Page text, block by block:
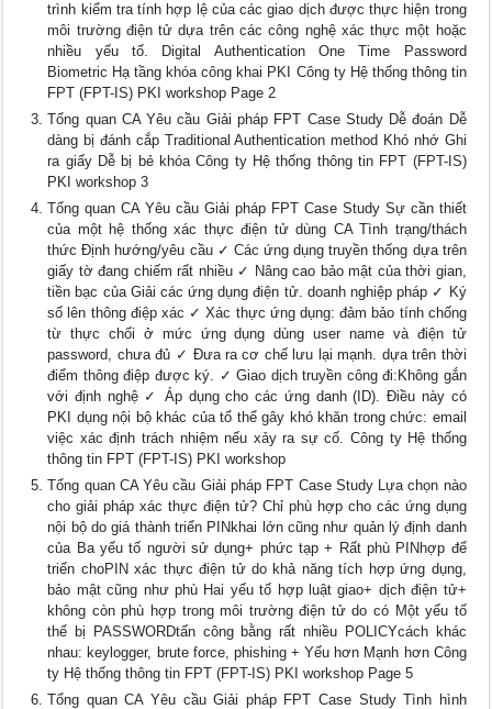
trình kiểm tra tính hợp lệ của các giao dịch được thực hiện trong
môi trường điện tử dựa trên các công nghệ xác thực một hoặc
nhiều yếu tố. Digital Authentication One Time Password
Biometric Hạ tầng khóa công khai PKI Công ty Hệ thống thông tin
FPT (FPT-IS) PKI workshop Page 2
Tổng quan CA Yêu cầu Giải pháp FPT Case Study Dễ đoán Dễ
dàng bị đánh cắp Traditional Authentication method Khó nhớ Ghi
ra giấy Dễ bị bẻ khóa Công ty Hệ thống thông tin FPT (FPT-IS)
PKI workshop 3
Tổng quan CA Yêu cầu Giải pháp FPT Case Study Sự cần thiết
của một hệ thống xác thực điện tử dùng CA Tình trạng/thách
thức Định hướng/yêu cầu ✓ Các ứng dụng truyền thống dựa trên
giấy tờ đang chiếm rất nhiều ✓ Nâng cao bảo mật của thời gian,
tiền bạc của Giải các ứng dụng điện tử. doanh nghiệp pháp ✓ Ký
số lên thông điệp xác ✓ Xác thực ứng dụng: đảm bảo tính chống
từ thực chối ở mức ứng dụng dùng user name và điện tử
password, chưa đủ ✓ Đưa ra cơ chế lưu lại mạnh. dựa trên thời
điểm thông điệp được ký. ✓ Giao dịch truyền công đi:Không gắn
với định nghệ ✓ Áp dụng cho các ứng danh (ID). Điều này có
PKI dụng nội bộ khác của tổ thể gây khó khăn trong chức: email
việc xác định trách nhiệm nếu xảy ra sự cố. Công ty Hệ thống
thông tin FPT (FPT-IS) PKI workshop
Tổng quan CA Yêu cầu Giải pháp FPT Case Study Lựa chọn nào
cho giải pháp xác thực điện tử? Chỉ phù hợp cho các ứng dụng
nội bộ do giá thành triển PINkhai lớn cũng như quản lý định danh
của Ba yếu tố người sử dụng+ phức tạp + Rất phù PINhợp để
triển choPIN xác thực điện tử do khả năng tích hợp ứng dụng,
bảo mật cũng như phù Hai yếu tố hợp luật giao+ dịch điện tử+
không còn phù hợp trong môi trường điện tử do có Một yếu tố
thể bị PASSWORDtấn công bằng rất nhiều POLICYcách khác
nhau: keylogger, brute force, phishing + Yếu hơn Mạnh hơn Công
ty Hệ thống thông tin FPT (FPT-IS) PKI workshop Page 5
Tổng quan CA Yêu cầu Giải pháp FPT Case Study Tình hình